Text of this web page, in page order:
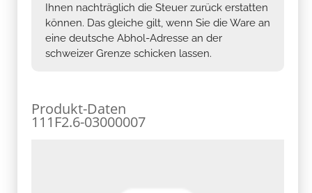
Ihnen nachträglich die Steuer zurück erstatten
können. Das gleiche gilt, wenn Sie die Ware an
eine deutsche Abhol-Adresse an der
schweizer Grenze schicken lassen.
Produkt-Daten
111F2.6-03000007